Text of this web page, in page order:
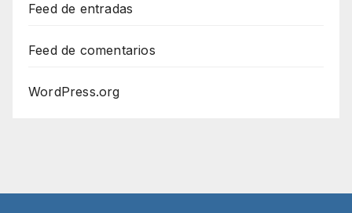
Feed de entradas
Feed de comentarios
WordPress.org